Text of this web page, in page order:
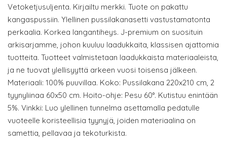
Vetoketjusuljenta. Kirjailtu merkki. Tuote on pakattu
kangaspussiin. Ylellinen pussilakanasetti vastustamatonta
perkaalia. Korkea langantiheys. J-premium on suosituin
arkisarjamme, johon kuuluu laadukkaita, klassisen ajattomia
tuotteita. Tuotteet valmistetaan laadukkaista materiaaleista,
ja ne tuovat ylellisyyttä arkeen vuosi toisensa jälkeen.
Materiaali: 100% puuvillaa. Koko: Pussilakana 220x210 cm, 2
tyynyliinaa 60x50 cm. Hoito-ohje: Pesu 60°. Kutistuu enintään
5%. Vinkki: Luo ylellinen tunnelma asettamalla pedatulle
vuoteelle koristeellisia tyynyjä, joiden materiaalina on
samettia, pellavaa ja tekoturkista.